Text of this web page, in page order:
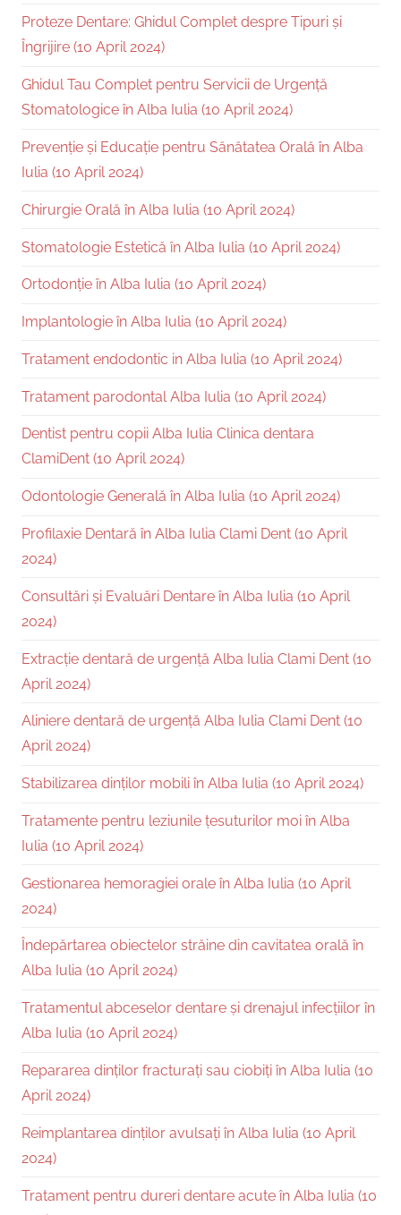
Proteze Dentare: Ghidul Complet despre Tipuri și
Îngrijire (10 April 2024)
Ghidul Tau Complet pentru Servicii de Urgență
Stomatologice în Alba Iulia (10 April 2024)
Prevenție și Educație pentru Sănătatea Orală în Alba
Iulia (10 April 2024)
Chirurgie Orală în Alba Iulia (10 April 2024)
Stomatologie Estetică în Alba Iulia (10 April 2024)
Ortodonție în Alba Iulia (10 April 2024)
Implantologie în Alba Iulia (10 April 2024)
Tratament endodontic in Alba Iulia (10 April 2024)
Tratament parodontal Alba Iulia (10 April 2024)
Dentist pentru copii Alba Iulia Clinica dentara
ClamiDent (10 April 2024)
Odontologie Generală în Alba Iulia (10 April 2024)
Profilaxie Dentară în Alba Iulia Clami Dent (10 April
2024)
Consultări și Evaluări Dentare în Alba Iulia (10 April
2024)
Extracție dentară de urgență Alba Iulia Clami Dent (10
April 2024)
Aliniere dentară de urgență Alba Iulia Clami Dent (10
April 2024)
Stabilizarea dinților mobili în Alba Iulia (10 April 2024)
Tratamente pentru leziunile țesuturilor moi în Alba
Iulia (10 April 2024)
Gestionarea hemoragiei orale în Alba Iulia (10 April
2024)
Îndepărtarea obiectelor străine din cavitatea orală în
Alba Iulia (10 April 2024)
Tratamentul abceselor dentare și drenajul infecțiilor în
Alba Iulia (10 April 2024)
Repararea dinților fracturați sau ciobiți în Alba Iulia (10
April 2024)
Reimplantarea dinților avulsați în Alba Iulia (10 April
2024)
Tratament pentru dureri dentare acute în Alba Iulia (10